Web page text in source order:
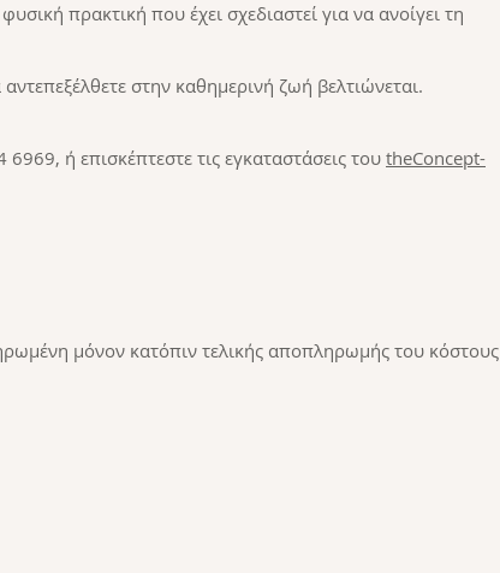
πρακτική που έχει σχεδιαστεί για να ανοίγει τη
στην καθημερινή ζωή βελτιώνεται.
ή επισκέπτεστε τις εγκαταστάσεις του theConcept-
μόνον κατόπιν τελικής αποπληρωμής του κόστους